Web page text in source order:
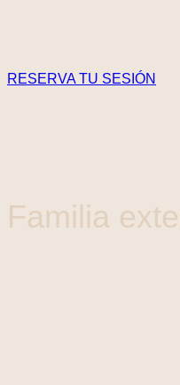
RESERVA TU SESIÓN
Familia